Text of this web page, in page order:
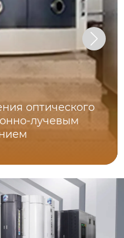
оптического
лучевым